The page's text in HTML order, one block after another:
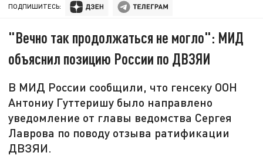
ПОДПИШИТЕСЬ:
"Вечно так продолжаться не могло": МИД
объяснил позицию России по ДВЗЯИ
В МИД России сообщили, что генсеку ООН
Антониу Гуттеришу было направлено
уведомление от главы ведомства Сергея
Лаврова по поводу отзыва ратификации
ДВЗЯИ.